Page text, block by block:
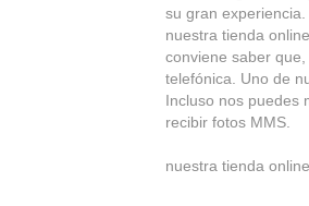
su gran
nuestra tienda
conviene saber
telefónica. Uno de
Incluso nos puedes
recibir fotos MMS.
nuestra tienda